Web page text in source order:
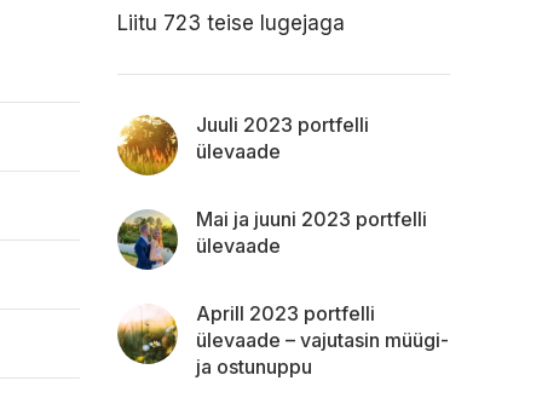
Liitu 723 teise lugejaga
Juuli 2023 portfelli
ülevaade
Mai ja juuni 2023 portfelli
ülevaade
Aprill 2023 portfelli
ülevaade – vajutasin müügi-
ja ostunuppu